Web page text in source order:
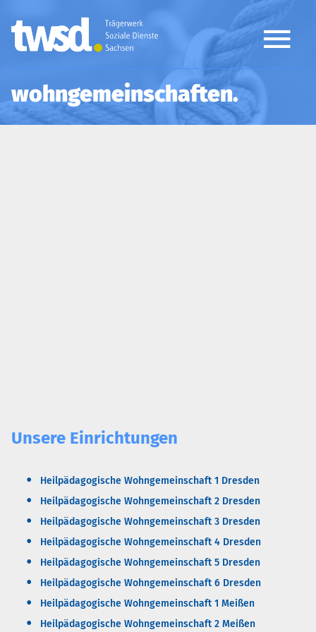
wohngemeinschaften
Unsere Einrichtungen
Heilpädagogische Wohngemeinschaft 1 Dresden
Heilpädagogische Wohngemeinschaft 2 Dresden
Heilpädagogische Wohngemeinschaft 3 Dresden
Heilpädagogische Wohngemeinschaft 4 Dresden
Heilpädagogische Wohngemeinschaft 5 Dresden
Heilpädagogische Wohngemeinschaft 6 Dresden
Heilpädagogische Wohngemeinschaft 1 Meißen
Heilpädagogische Wohngemeinschaft 2 Meißen